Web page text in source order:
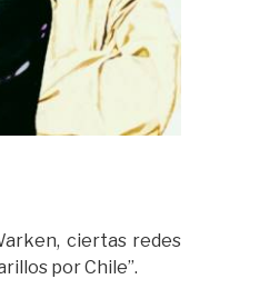
ciertas redes
por Chile”.